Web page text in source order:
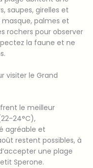
saupes, girelles et
palmes et
rochers pour observer
la faune et ne
visiter le Grand
le meilleur
24°C),
agréable et
restent possibles, à
une plage
Sperone.